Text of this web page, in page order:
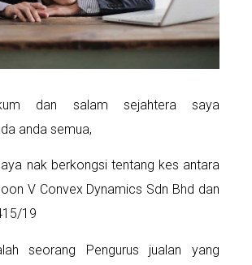
dan salam sejahtera saya
anda semua,
nak berkongsi tentang kes antara
V Convex Dynamics Sdn Bhd dan
19
seorang Pengurus jualan yang